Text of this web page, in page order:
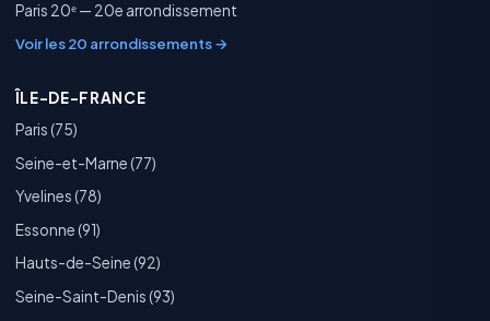
Paris 20ᵉ — 20e arrondissement
Voir les 20 arrondissements →
ÎLE-DE-FRANCE
Paris (75)
Seine-et-Marne (77)
Yvelines (78)
Essonne (91)
Hauts-de-Seine (92)
Seine-Saint-Denis (93)